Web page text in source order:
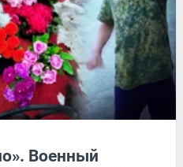
Военный